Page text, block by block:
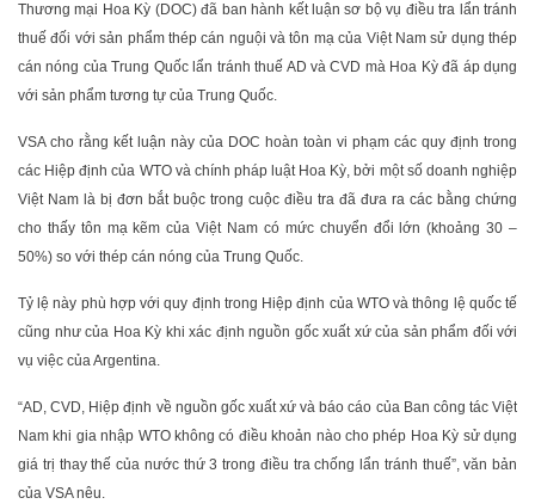
Thương mại Hoa Kỳ (DOC) đã ban hành kết luận sơ bộ vụ điều tra lẩn tránh
thuế đối với sản phẩm thép cán nguội và tôn mạ của Việt Nam sử dụng thép
cán nóng của Trung Quốc lẩn tránh thuế AD và CVD mà Hoa Kỳ đã áp dụng
với sản phẩm tương tự của Trung Quốc.
VSA cho rằng kết luận này của DOC hoàn toàn vi phạm các quy định trong
các Hiệp định của WTO và chính pháp luật Hoa Kỳ, bởi một số doanh nghiệp
Việt Nam là bị đơn bắt buộc trong cuộc điều tra đã đưa ra các bằng chứng
cho thấy tôn mạ kẽm của Việt Nam có mức chuyển đổi lớn (khoảng 30 –
50%) so với thép cán nóng của Trung Quốc.
Tỷ lệ này phù hợp với quy định trong Hiệp định của WTO và thông lệ quốc tế
cũng như của Hoa Kỳ khi xác định nguồn gốc xuất xứ của sản phẩm đối với
vụ việc của Argentina.
“AD, CVD, Hiệp định về nguồn gốc xuất xứ và báo cáo của Ban công tác Việt
Nam khi gia nhập WTO không có điều khoản nào cho phép Hoa Kỳ sử dụng
giá trị thay thế của nước thứ 3 trong điều tra chống lẩn tránh thuế”, văn bản
của VSA nêu.